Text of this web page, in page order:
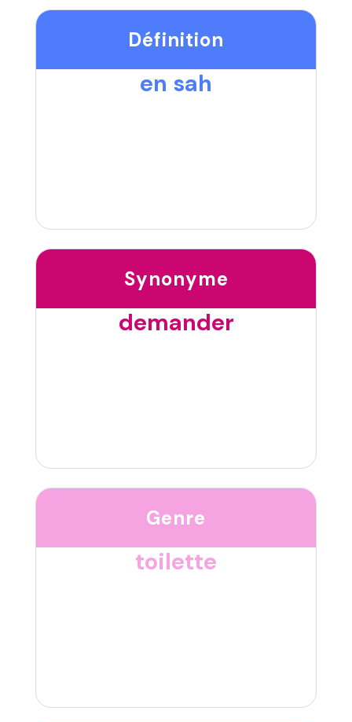
Définition
en sah
Synonyme
demander
Genre
toilette